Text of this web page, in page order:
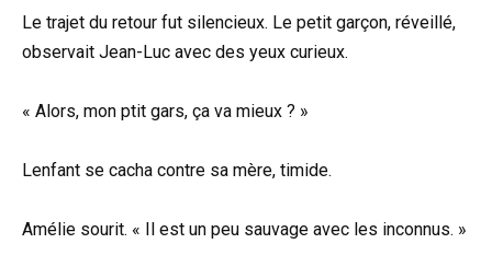
Le trajet du retour fut silencieux. Le petit garçon, réveillé,
observait Jean-Luc avec des yeux curieux.
« Alors, mon ptit gars, ça va mieux ? »
Lenfant se cacha contre sa mère, timide.
Amélie sourit. « Il est un peu sauvage avec les inconnus. »